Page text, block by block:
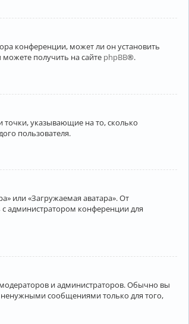
конференции, может ли он установить
получить на сайте phpBB®.
точки, указывающие на то, сколько
пользователя.
или «Загружаемая аватара». От
с администратором конференции для
и администраторов. Обычно вы
сообщениями только для того,